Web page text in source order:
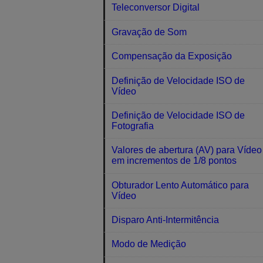
Teleconversor Digital
Gravação de Som
Compensação da Exposição
Definição de Velocidade ISO de
Vídeo
Definição de Velocidade ISO de
Fotografia
Valores de abertura (AV) para Vídeo
em incrementos de 1/8 pontos
Obturador Lento Automático para
Vídeo
Disparo Anti-Intermitência
Modo de Medição